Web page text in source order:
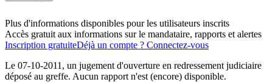
Plus d'informations disponibles pour les utilisateurs inscrits
Accès gratuit aux informations sur le mandataire, rapports et alertes
Inscription gratuiteDéjà un compte ? Connectez-vous
Le 07-10-2011, un jugement d'ouverture en redressement
déposé au greffe. Aucun rapport n'est (encore) disponible.